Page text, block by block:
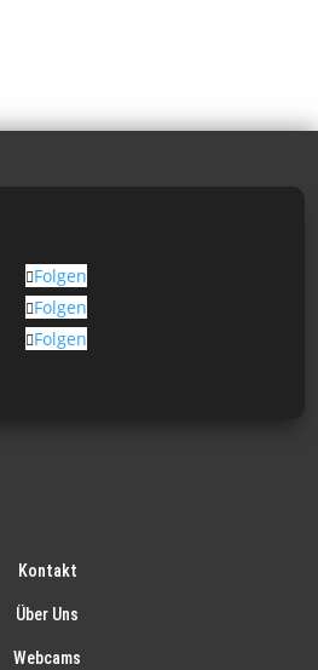
Folgen
Folgen
Folgen
Kontakt
Über Uns
Webcams